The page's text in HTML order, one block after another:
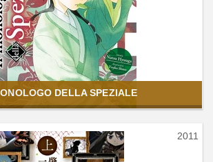
DELLA SPEZIALE
2011